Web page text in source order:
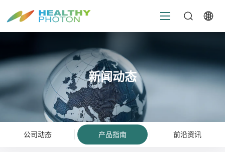
新闻动态
公司动态 产品指南 前沿资讯